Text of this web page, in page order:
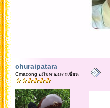
churaipatara
Cmadong อภิมหาอมตะเซียน